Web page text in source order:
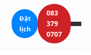
Đặt
lịch
083
379
0707